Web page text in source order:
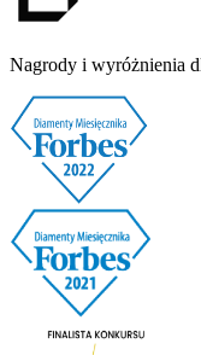
Nagrody i wyróżnienia